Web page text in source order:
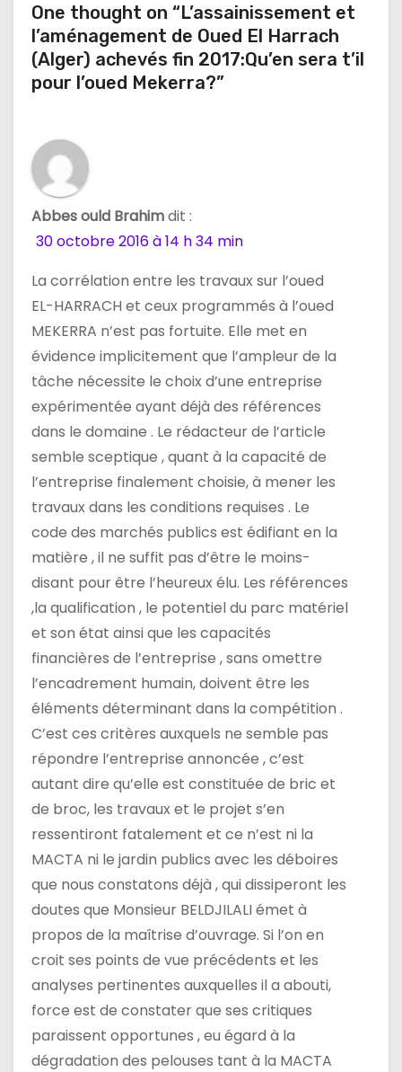
o
n
d
e
a
r
t
c
e
One thought on “L’assainissement et
l’aménagement de Oued El Harrach
(Alger) achevés fin 2017:Qu’en sera t’il
pour l’oued Mekerra?”
Abbes ould Brahimdit :
30 octobre 2016 à 14 h 34 min
La corrélation entre les travaux sur l’oued
EL-HARRACH et ceux programmés à l’oued
MEKERRA n’est pas fortuite. Elle met en
évidence implicitement que l’ampleur de la
tâche nécessite le choix d’une entreprise
expérimentée ayant déjà des références
dans le domaine . Le rédacteur de l’article
semble sceptique , quant à la capacité de
l’entreprise finalement choisie, à mener les
travaux dans les conditions requises . Le
code des marchés publics est édifiant en la
matière , il ne suffit pas d’être le moins-
disant pour être l’heureux élu. Les références
,la qualification , le potentiel du parc matériel
et son état ainsi que les capacités
financières de l’entreprise , sans omettre
l’encadrement humain, doivent être les
éléments déterminant dans la compétition .
C’est ces critères auxquels ne semble pas
répondre l’entreprise annoncée , c’est
autant dire qu’elle est constituée de bric et
de broc, les travaux et le projet s’en
ressentiront fatalement et ce n’est ni la
MACTA ni le jardin publics avec les déboires
que nous constatons déjà , qui dissiperont les
doutes que Monsieur BELDJILALI émet à
propos de la maîtrise d’ouvrage. Si l’on en
croit ses points de vue précédents et les
analyses pertinentes auxquelles il a abouti,
force est de constater que ses critiques
paraissent opportunes , eu égard à la
dégradation des pelouses tant à la MACTA